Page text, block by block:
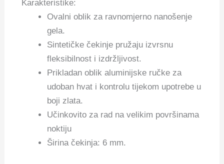
Karakteristike:
Ovalni oblik za ravnomjerno nanošenje
gela.
Sintetičke čekinje pružaju izvrsnu
fleksibilnost i izdržljivost.
Prikladan oblik aluminijske ručke za
udoban hvat i kontrolu tijekom upotrebe u
boji zlata.
Učinkovito za rad na velikim površinama
noktiju
Širina čekinja: 6 mm.